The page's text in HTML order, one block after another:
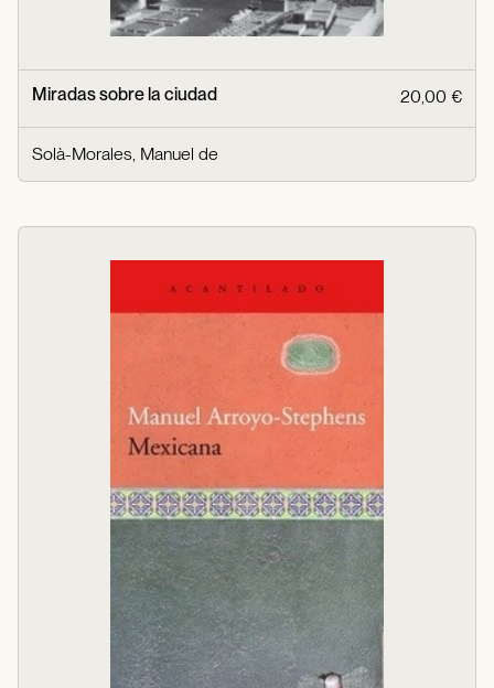
Miradas sobre la ciudad 20,00 €
Solà-Morales, Manuel de